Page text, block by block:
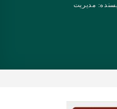
مدیریت